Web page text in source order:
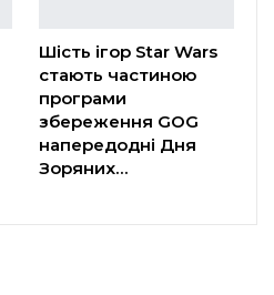
Шість ігор Star Wars
стають частиною
програми
збереження GOG
напередодні Дня
Зоряних…